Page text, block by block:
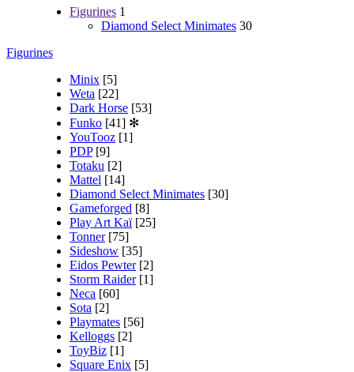
Figurines 1
Diamond Select Minimates 30
Figurines
Minix [5]
Weta [22]
Dark Horse [53]
Funko [41] ✻
YouTooz [1]
PDP [9]
Totaku [2]
Mattel [14]
Diamond Select Minimates [30]
Gameforged [8]
Play Art Kaï [25]
Tonner [75]
Sideshow [35]
Eidos Pewter [2]
Storm Raider [1]
Neca [60]
Sota [2]
Playmates [56]
Kelloggs [2]
ToyBiz [1]
Square Enix [5]